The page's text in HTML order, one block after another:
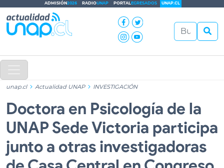
ADMISIÓN2026 RADIOUNAP PORTALEGRESADOS UNAP.CL
unap.cl Actualidad UNAP INVESTIGACIÓN
Doctora en Psicología de la
UNAP Sede Victoria participa
junto a otras investigadoras